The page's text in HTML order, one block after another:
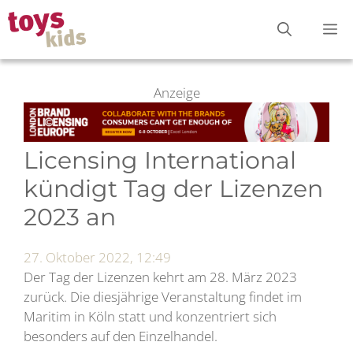
Zum
Inhalt
springen
Anzeige
Licensing International
kündigt Tag der Lizenzen
2023 an
27. Oktober 2022, 12:49
Der Tag der Lizenzen kehrt am 28. März 2023
zurück. Die diesjährige Veranstaltung findet im
Maritim in Köln statt und konzentriert sich
besonders auf den Einzelhandel.